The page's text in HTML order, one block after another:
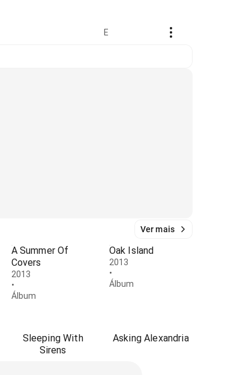
E
Ver mais
A Summer Of
Covers
2013
•
Álbum
Oak Island
2013
•
Álbum
Sleeping With
Sirens
Asking Alexandria